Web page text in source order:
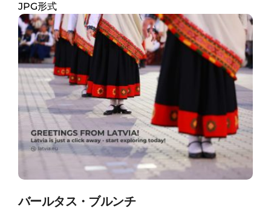
JPG形式
バールタス・ブルンチ